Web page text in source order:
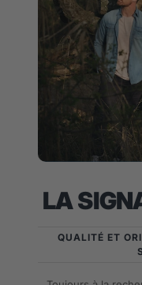
LA
QUALITÉ ET